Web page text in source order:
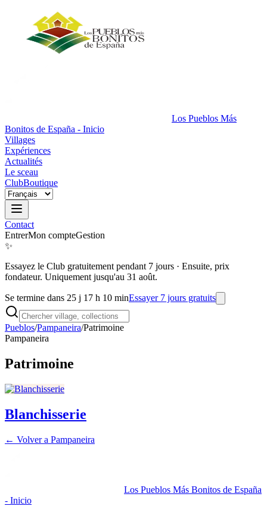
Los Pueblos Más
Bonitos de España - Inicio
Villages
Expériences
Actualités
Le sceau
ClubBoutique
Contact
EntrerMon compteGestion
✨
Essayez le Club gratuitement pendant 7 jours · Ensuite, prix
fondateur. Uniquement jusqu'au 31 août.
Se termine dans 25 j 17 h 10 minEssayer 7 jours gratuits
Pueblos/Pampaneira/Patrimoine
Pampaneira
Patrimoine
Blanchisserie
← Volver a Pampaneira
Los Pueblos Más Bonitos de España
- Inicio